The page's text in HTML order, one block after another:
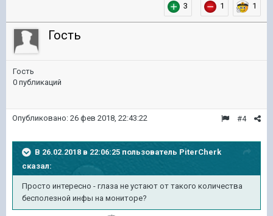
3 1 1
Гость
Гость
0 публикаций
#4
Опубликовано: 26 фев 2018, 22:43:22
В 26.02.2018 в 22:06:25 пользователь PiterCherk
сказал:
Просто интересно - глаза не устают от такого количества
бесполезной инфы на мониторе?